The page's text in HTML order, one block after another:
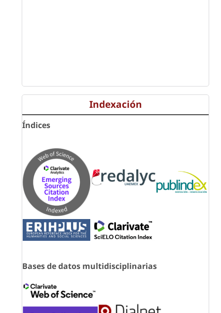
Indexación
Índices
Bases de datos multidisciplinarias